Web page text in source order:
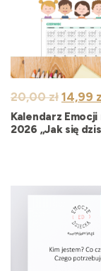
20,00zł
cena
14,99
Kalendarz
2026 „Jak się